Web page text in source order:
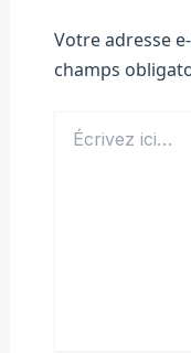
Votre adresse
champs
ici…